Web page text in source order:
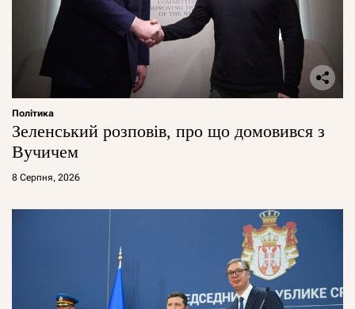
Політика
Зеленський розповів, про що домовився з
Вучичем
8 Серпня, 2026